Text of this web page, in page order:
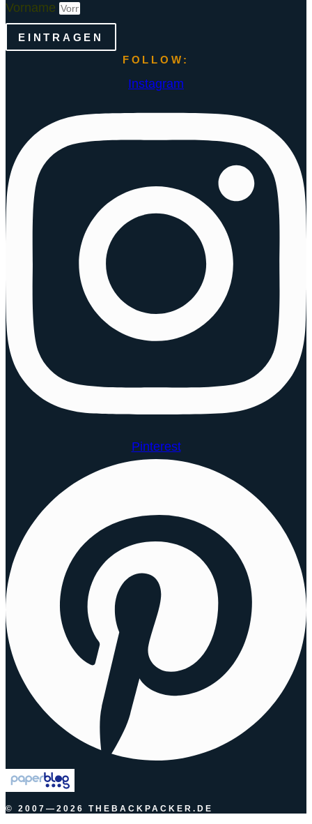
Vorname
EINTRAGEN
FOLLOW:
Instagram
Pinterest
© 2007—2026 THEBACKPACKER.DE